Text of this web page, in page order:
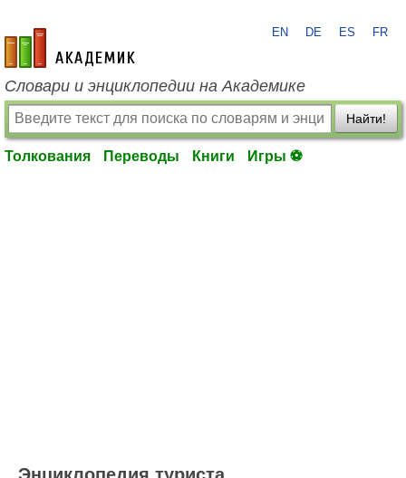
academic.ru
EN DE ES FR
Словари и энциклопедии на Академике
Найти!
Толкования Переводы Книги Игры ⚽